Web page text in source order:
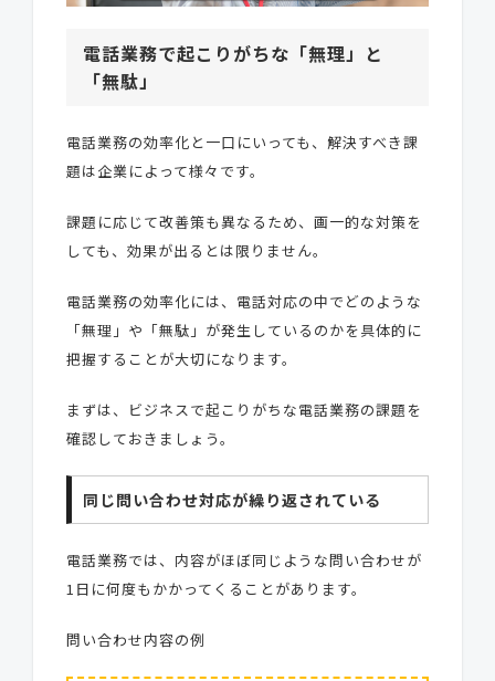
電話業務で起こりがちな「無理」と
「無駄」
電話業務の効率化と一口にいっても、解決すべき課
題は企業によって様々です。
課題に応じて改善策も異なるため、画一的な対策を
しても、効果が出るとは限りません。
電話業務の効率化には、電話対応の中でどのような
「無理」や「無駄」が発生しているのかを具体的に
把握することが大切になります。
まずは、ビジネスで起こりがちな電話業務の課題を
確認しておきましょう。
同じ問い合わせ対応が繰り返されている
電話業務では、内容がほぼ同じような問い合わせが
1日に何度もかかってくることがあります。
問い合わせ内容の例